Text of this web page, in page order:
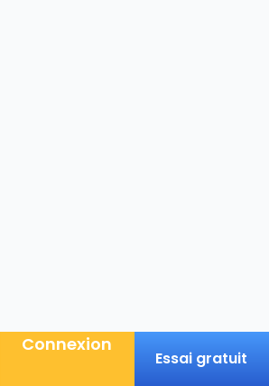
Connexion
Essai gratuit